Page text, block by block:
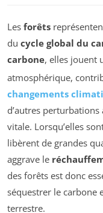
Les forêts
du cycle global du
carbone, elles jouent
atmosphérique,
changements
d’autres
vitale. Lorsqu’elles
libèrent de grandes
aggrave le
des forêts est donc
séquestrer le carbone
terrestre.